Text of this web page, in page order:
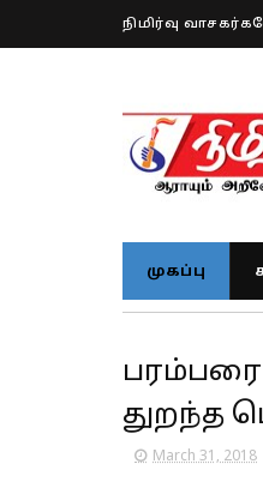
நிமிர்வு
முகப்பு
துறந்த
March 31, 2018